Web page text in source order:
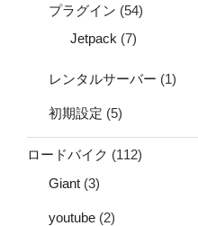
プラグイン (54)
Jetpack (7)
レンタルサーバー (1)
初期設定 (5)
ロードバイク (112)
Giant (3)
youtube (2)